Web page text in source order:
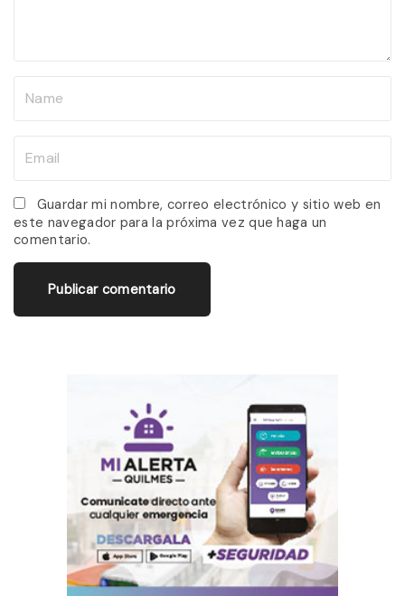
*
a
i
l
Guardar mi nombre, correo electrónico y sitio web en
este navegador para la próxima vez que haga un
comentario.